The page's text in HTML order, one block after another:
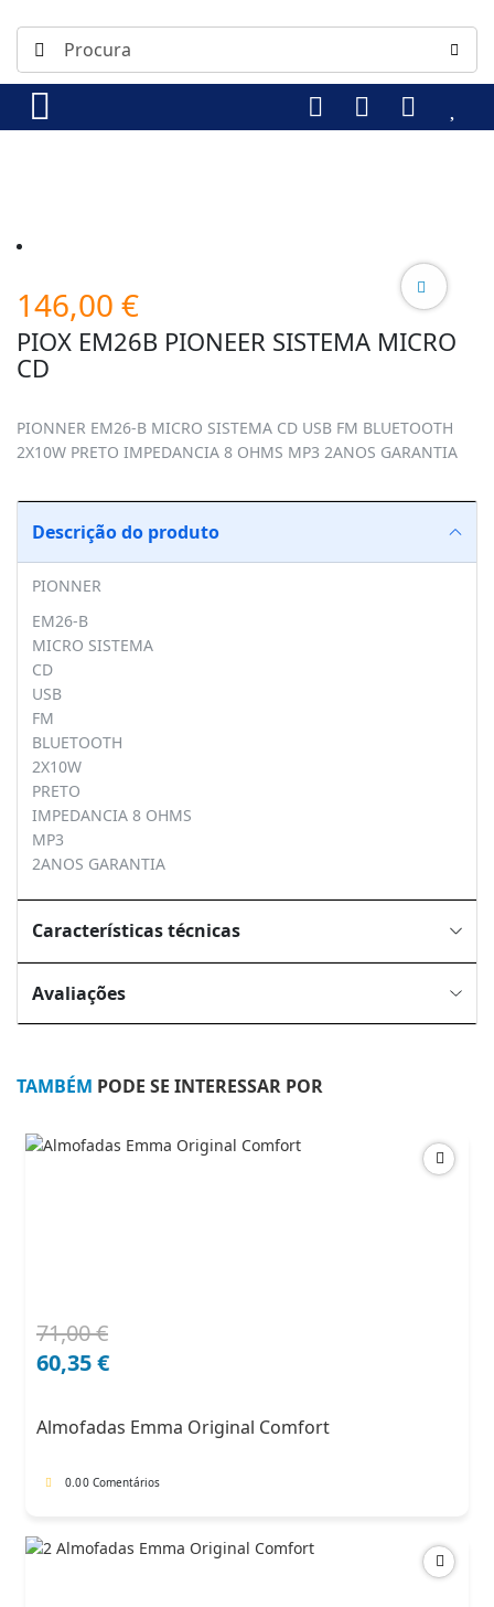
146,00 €
PIOX EM26B PIONEER SISTEMA MICRO
CD
PIONNER EM26-B MICRO SISTEMA CD USB FM BLUETOOTH
2X10W PRETO IMPEDANCIA 8 OHMS MP3 2ANOS GARANTIA
Descrição do produto
PIONNER
EM26-B
MICRO SISTEMA
CD
USB
FM
BLUETOOTH
2X10W
PRETO
IMPEDANCIA 8 OHMS
MP3
2ANOS GARANTIA
Características técnicas
Avaliações
TAMBÉM PODE SE INTERESSAR POR
71,00€
O
preço
71,00 €.
60,35€
O
preço
60,35 €.
Almofadas Emma Original Comfort
0.00 Comentários